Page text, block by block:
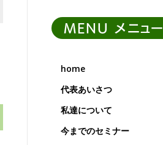
MENU メニュー
home
代表あいさつ
私達について
今までのセミナー